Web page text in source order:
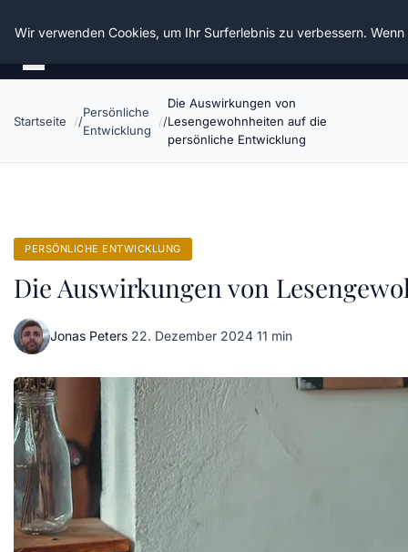
Die Schnitter
Startseite
Persönliche
Entwicklung
Die Auswirkungen von
Lesengewohnheiten auf die
persönliche Entwicklung
PERSÖNLICHE ENTWICKLUNG
Die Auswirkungen von
Jonas Peters·22. Dezember 2024·11 min
Wir verwenden Cookies, um Ihr Surferlebnis zu verbessern.